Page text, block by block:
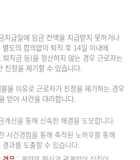
지급일에 임금 전액을 지급받지 못하거나
도의 합의없이 퇴직 후 14일 이내에
직금 등)을 정산하지 않는 경우 근로자는
진정을 제기할 수 있습니다.
을 이유로 근로자가 진정을 제기하는 경우
받아 사건을 대리합니다.
계산을 통해 신속한 해결을 도모합니다.
사건경험을 통해 축적된 노하우를 통해
과를 도출할 수 있습니다.